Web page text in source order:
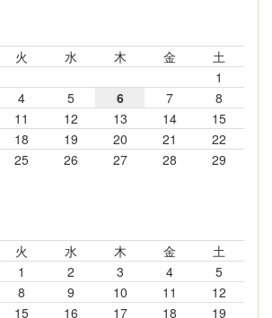
火 水 木 金
土
1
4 5 6 7
8
11 12 13 14
15
18 19 20 21
22
25 26 27 28
29
火 水 木 金
土
1
2 3 4
5
8 9 10 11
12
15 16 17 18 19